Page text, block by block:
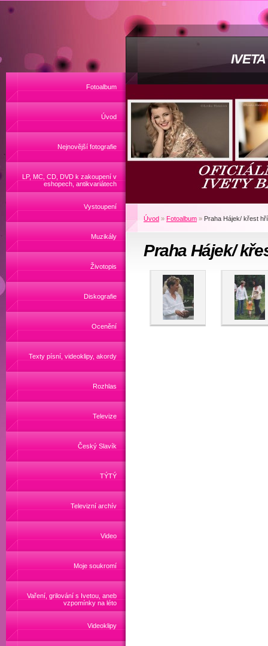
Fotoalbum
Úvod
Nejnovější fotografie
LP, MC, CD, DVD k zakoupení v
eshopech, antikvariátech
Vystoupení
Muzikály
Životopis
Diskografie
Ocenění
Texty písní, videoklipy, akordy
Rozhlas
Televize
Český Slavík
TÝTÝ
Televizní archív
Video
Moje soukromí
Vaření, grilování s Ivetou, aneb
vzpomínky na léto
Videoklipy
Úvod » Fotoalbum » Praha Hájek/ křest
Praha Hájek/